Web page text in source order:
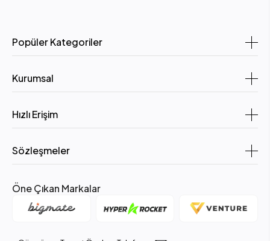
Popüler Kategoriler
Kurumsal
Hızlı Erişim
Sözleşmeler
Öne Çıkan Markalar